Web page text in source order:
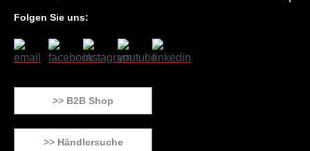
Folgen Sie uns:
>> B2B Shop
>> Händlersuche